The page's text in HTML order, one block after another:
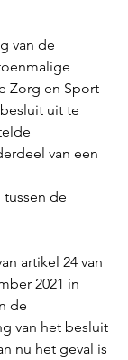
van de
Zorg en Sport
uit te
van een
de
artikel 24 van
2021 in
de
van het besluit
nu het geval is